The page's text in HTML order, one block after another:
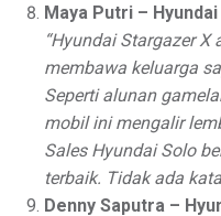
Maya Putri –
“Hyundai Stargazer
membawa keluarga
Seperti alunan
mobil ini mengalir
Sales Hyundai Solo
terbaik. Tidak ada
Denny Saputra –